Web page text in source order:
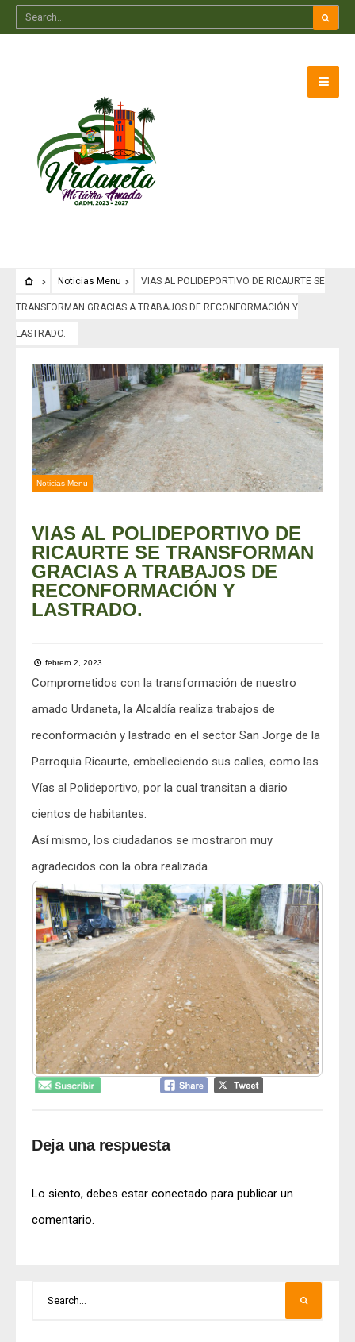
Noticias Menu VIAS AL POLIDEPORTIVO DE RICAURTE SE
TRANSFORMAN GRACIAS A TRABAJOS DE RECONFORMACIÓN Y
LASTRADO.
Noticias Menu
VIAS AL POLIDEPORTIVO DE
RICAURTE SE TRANSFORMAN
GRACIAS A TRABAJOS DE
RECONFORMACIÓN Y
LASTRADO.
febrero 2, 2023
Comprometidos con la transformación de nuestro
amado Urdaneta, la Alcaldía realiza trabajos de
reconformación y lastrado en el sector San Jorge de la
Parroquia Ricaurte, embelleciendo sus calles, como las
Vías al Polideportivo, por la cual transitan a diario
cientos de habitantes.
Así mismo, los ciudadanos se mostraron muy
agradecidos con la obra realizada.
Deja una respuesta
Lo siento, debes estar conectado para publicar un
comentario.